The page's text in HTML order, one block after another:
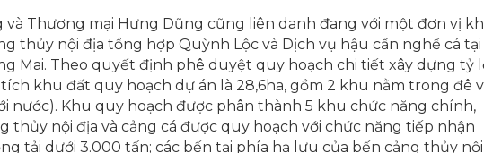
và Thương mại Hưng Dũng cũng liên danh đang với một đơn vị
thủy nội địa tổng hợp Quỳnh Lộc và Dịch vụ hậu cần nghề cá tại
Mai. Theo quyết định phê duyệt quy hoạch chi tiết xây dựng tỷ
khu đất quy hoạch dự án là 28,6ha, gồm 2 khu nằm trong đê
nước). Khu quy hoạch được phân thành 5 khu chức năng chính,
thủy nội địa và cảng cá được quy hoạch với chức năng tiếp nhận
tải dưới 3.000 tấn; các bến tại phía hạ lưu của bến cảng thủy nội